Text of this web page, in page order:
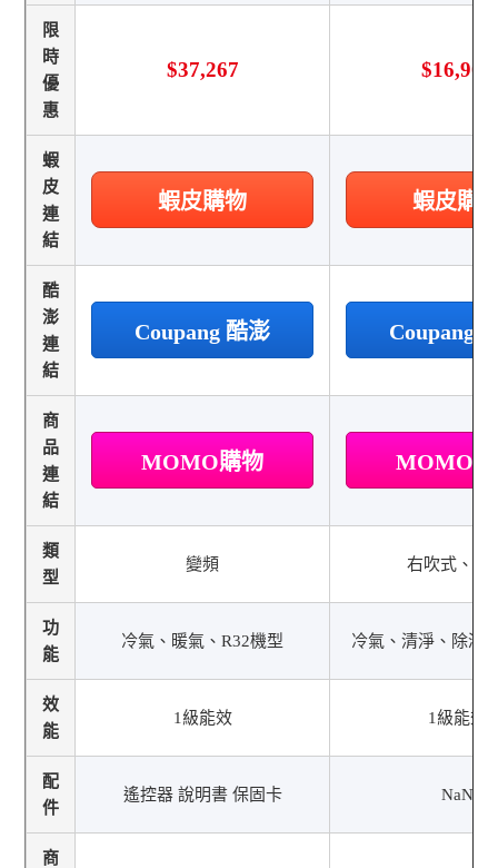
限
時
優
惠
$37,267 $16,900
蝦
皮
連
結
蝦皮購物 蝦皮購
酷
澎
連
結
Coupang 酷澎 Coupang
商
品
連
結
MOMO購物 MOMO
類
型
變頻 右吹式、變
功
能
冷氣、暖氣、R32機型 冷氣、清淨、除溼
效
能
1級能效 1級能效
配
件
遙控器 說明書 保固卡 NaN
商